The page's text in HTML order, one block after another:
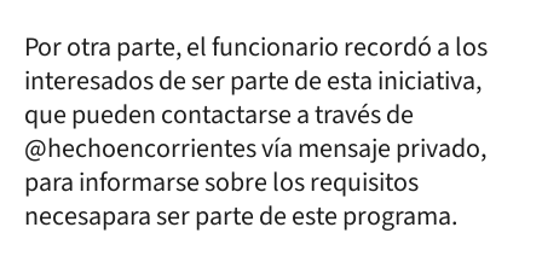
Por otra parte, el funcionario recordó a los
interesados de ser parte de esta iniciativa,
que pueden contactarse a través de
@hechoencorrientes vía mensaje privado,
para informarse sobre los requisitos
necesapara ser parte de este programa.